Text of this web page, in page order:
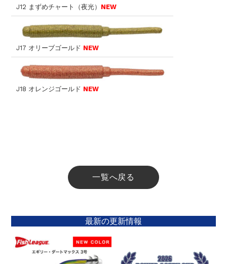
J12 まずめチャート（夜光） NEW
J17 オリーブゴールド NEW
J18 オレンジゴールド NEW
一覧へ戻る
最新の更新情報